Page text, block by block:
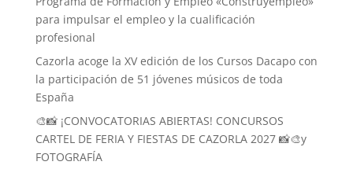
para impulsar el empleo y la cualificación
profesional
Cazorla acoge la XV edición de los Cursos Dacapo con
la participación de 51 jóvenes músicos de toda
España
🎨📸 ¡CONVOCATORIAS ABIERTAS! CONCURSOS
CARTEL DE FERIA Y FIESTAS DE CAZORLA 2027 📸🎨y
FOTOGRAFÍA